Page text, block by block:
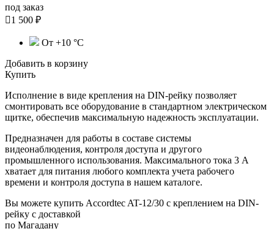
под заказ
1 500 ₽
От +10 °С
Добавить в корзину
Купить
Исполнение в виде крепления на DIN-рейку позволяет
смонтировать все оборудование в стандартном электрическом
щитке, обеспечив максимальную надежность эксплуатации.
Предназначен для работы в составе системы
видеонаблюдения, контроля доступа и другого
промышленного использования. Максимального тока 3 А
хватает для питания любого комплекта учета рабочего
времени и контроля доступа в нашем каталоге.
Вы можете купить Accordtec AT-12/30 с креплением на DIN-
рейку с доставкой
по Магадану